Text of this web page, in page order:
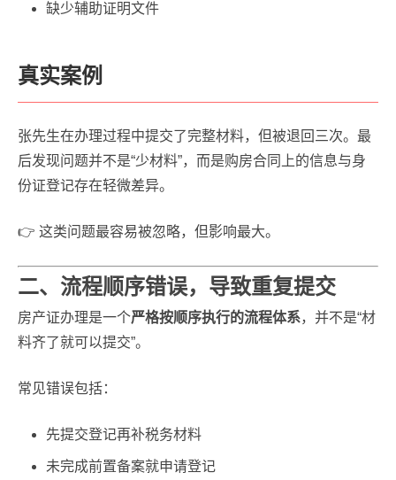
缺少辅助证明文件
真实案例
张先生在办理过程中提交了完整材料，但被退回三次。最
后发现问题并不是“少材料”，而是购房合同上的信息与身
份证登记存在轻微差异。
👉 这类问题最容易被忽略，但影响最大。
二、流程顺序错误，导致重复提交
房产证办理是一个严格按顺序执行的流程体系，并不是“材
料齐了就可以提交”。
常见错误包括：
先提交登记再补税务材料
未完成前置备案就申请登记